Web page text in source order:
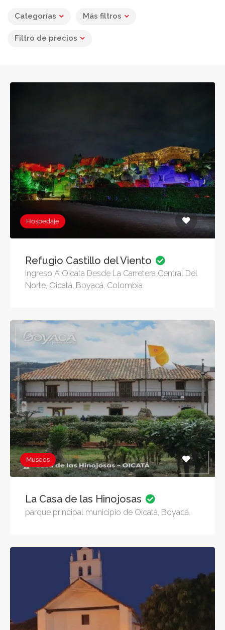
Categorías Más filtros
Filtro de precios
Hospedaje
Refugio Castillo del Viento
Ingreso A Oicata Desde La Carretera Central Del
Norte, Oicatá, Boyacá, Colombia
Museos
La Casa de las Hinojosas
parque principal municipio de Oicatá, Boyacá.